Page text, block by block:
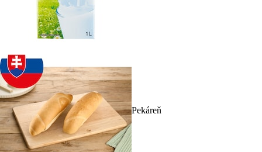
Pekáreň